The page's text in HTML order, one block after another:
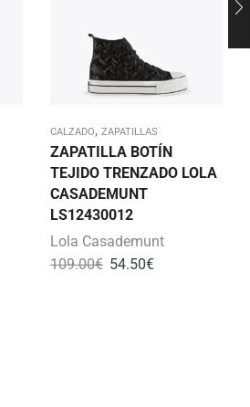
CALZADO, ZAPATILLAS
ZAPATILLA BOTÍN
TEJIDO TRENZADO LOLA
CASADEMUNT
LS12430012
Lola Casademunt
109.00€ 54.50€